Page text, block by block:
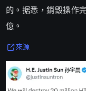
的。据悉，銷毀操作
億。
來源